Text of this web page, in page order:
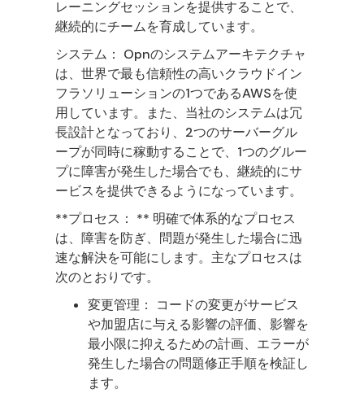
レーニングセッションを提供することで、
継続的にチームを育成しています。
システム： Opnのシステムアーキテクチャ
は、世界で最も信頼性の高いクラウドイン
フラソリューションの1つであるAWSを使
用しています。また、当社のシステムは冗
長設計となっており、2つのサーバーグル
ープが同時に稼動することで、1つのグルー
プに障害が発生した場合でも、継続的にサ
ービスを提供できるようになっています。
**プロセス： ** 明確で体系的なプロセス
は、障害を防ぎ、問題が発生した場合に迅
速な解決を可能にします。主なプロセスは
次のとおりです。
変更管理： コードの変更がサービス
や加盟店に与える影響の評価、影響を
最小限に抑えるための計画、エラーが
発生した場合の問題修正手順を検証し
ます。